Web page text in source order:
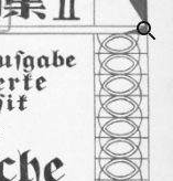
Skip to navigation